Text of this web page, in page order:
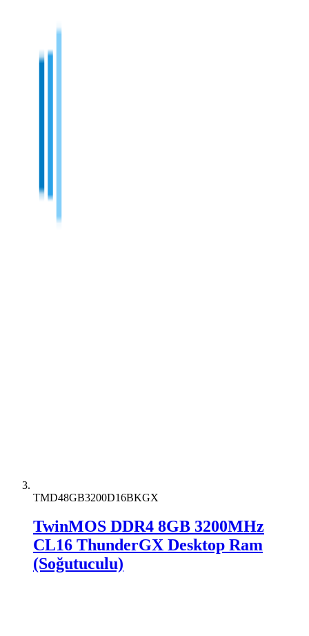
TMD48GB3200D16BKGX
TwinMOS DDR4 8GB 3200MHz
CL16 ThunderGX Desktop Ram
(Soğutuculu)